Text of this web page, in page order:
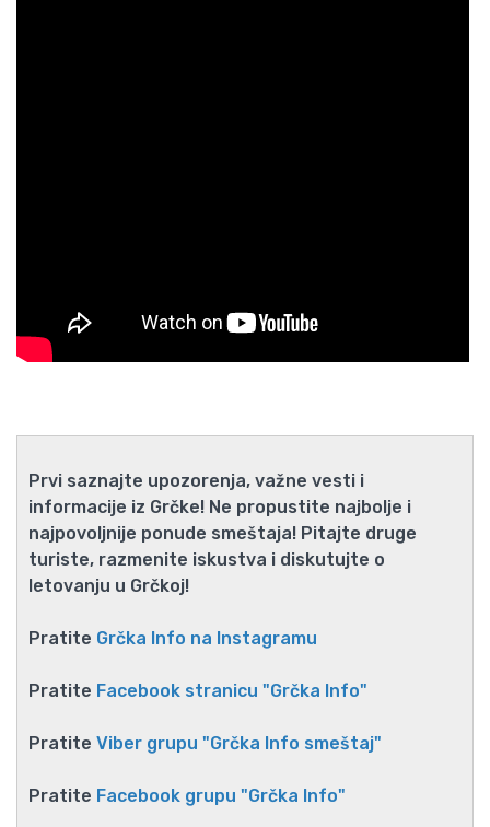
Prvi saznajte upozorenja, važne vesti i
informacije iz Grčke! Ne propustite najbolje i
najpovoljnije ponude smeštaja! Pitajte druge
turiste, razmenite iskustva i diskutujte o
letovanju u Grčkoj!
Pratite Grčka Info na Instagramu
Pratite Facebook stranicu "Grčka Info"
Pratite Viber grupu "Grčka Info smeštaj"
Pratite Facebook grupu "Grčka Info"